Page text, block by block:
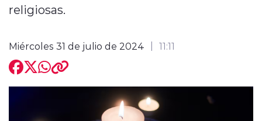
religiosas.
Miércoles 31 de julio de 2024 11:11